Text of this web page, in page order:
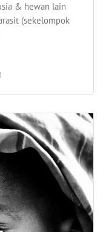
& hewan lain
(sekelompok